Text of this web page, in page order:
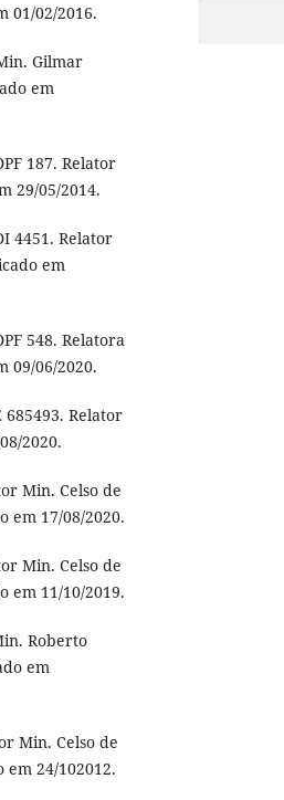
01/02/2016.
Gilmar
em
187. Relator
29/05/2014.
4451. Relator
em
548. Relatora
09/06/2020.
Relator
2020.
Min. Celso de
em 17/08/2020.
Min. Celso de
em 11/10/2019.
Roberto
em
Min. Celso de
24/102012.